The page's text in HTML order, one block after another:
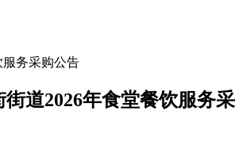
务采购公告
道2026年食堂餐饮服务